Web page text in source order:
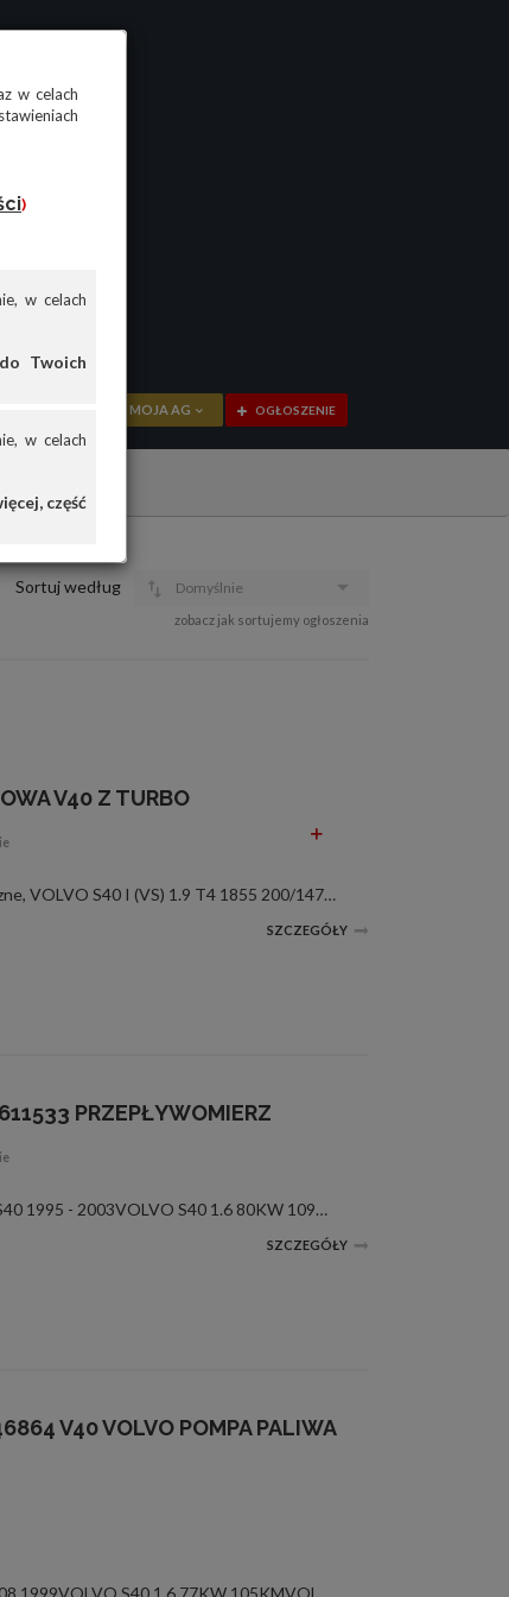
w celach
)
w celach
Twoich
w celach
część
MOJA AG
PRZEGLĄD
OGŁOSZENIE
Sortuj według Domyślnie
zobacz jak sortujemy ogłoszenia
V40 Z TURBO
1.9 T4, 2.0 T, nowe, elem. elektryczne, VOLVO S40 I (VS) 1.9 T4 1855 200/147 B 4194 T2,B 4194 T 05/97--07/99 VOLVO S40 I (VS) 2.0 T 1948 160/118 B 4204 T 10/97--07/99 VOLVO V40 RANCHERA FAMILIAR (VW) 1.9 T4 1855 200/147 B 4194 T 05/97--07/99 VOLVO V40 ...
SZCZEGÓŁY
PRZEPŁYWOMIERZ
nowe, elem. elektryczne, VOLVO S40 1995 - 2003VOLVO S40 1.6 80KW 109KMVOLVO S40 1.8 90KW 122KMVOLVO S40 2.0 100KW 136KMVOLVO V40 kombi 1995 - 2004VOLVO V40 kombi 1.6 80KW 109KMVOLVO V40 kombi 1.8 90KW 122KMVOLVO V40 kombi 2.0 100KW 136KMVOLVO S40 I (VS...
SZCZEGÓŁY
V40 VOLVO POMPA PALIWA